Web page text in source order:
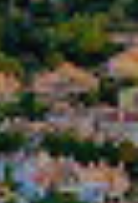
Toujours actif
propres cookies pour collecter des
nos services. Si vous
vous acceptez leur installation.
de configurer son navigateur,
empêcher leur installation sur son
doit garder à l'esprit qu'une telle
des difficultés de navigation sur le